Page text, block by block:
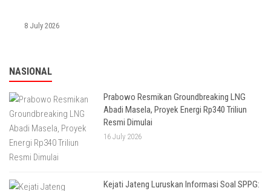
8 July 2026
NASIONAL
Prabowo Resmikan Groundbreaking LNG
Abadi Masela, Proyek Energi Rp340 Triliun
Resmi Dimulai
16 July 2026
Kejati Jateng Luruskan Informasi Soal SPPG: